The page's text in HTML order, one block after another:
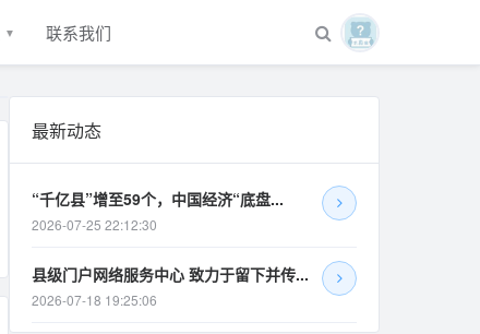
▼ 联系我们
最新动态
“千亿县”增至59个，中国经济“底盘...
2026-07-25 22:12:30
县级门户网络服务中心 致力于留下并传...
2026-07-18 19:25:06